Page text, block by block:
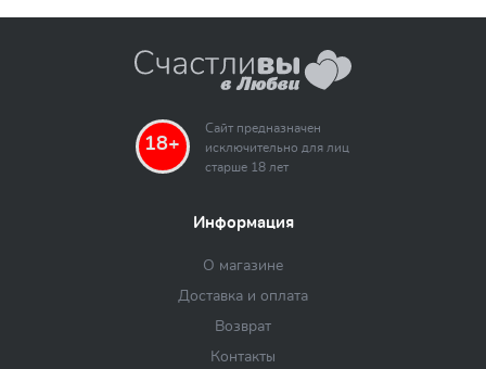
18+
Сайт предназначен
исключительно для лиц
старше 18 лет
Информация
О магазине
Доставка и оплата
Возврат
Контакты